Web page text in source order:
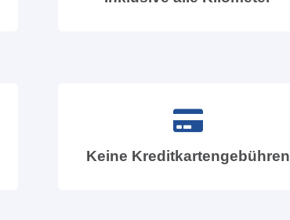
Keine Kreditkartengebühren